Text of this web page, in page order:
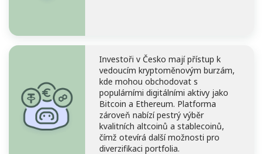
Investoři v Česko mají přístup k
vedoucím kryptoměnovým burzám,
kde mohou obchodovat s
populárními digitálními aktivy jako
Bitcoin a Ethereum. Platforma
zároveň nabízí pestrý výběr
kvalitních altcoinů a stablecoinů,
čímž otevírá další možnosti pro
diverzifikaci portfolia.